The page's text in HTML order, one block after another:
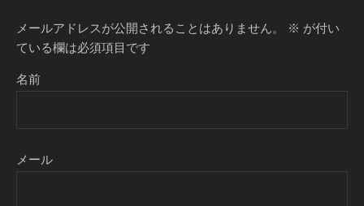
メールアドレスが公開されることはありません。 ※ が付い
ている欄は必須項目です
名前
メール